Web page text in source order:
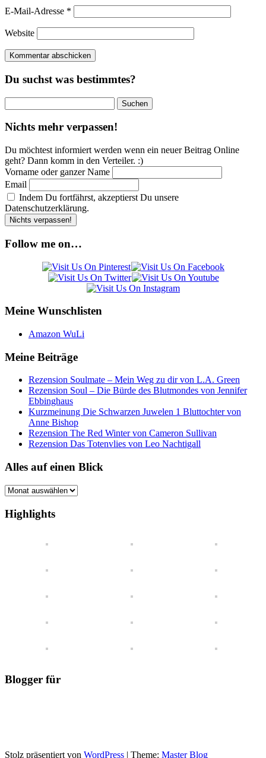
E-Mail-Adresse *
Website
Du suchst was bestimmtes?
nach:
Nichts mehr verpassen!
Du möchtest informiert werden wenn ein neuer Beitrag Online
geht? Dann komm in den Verteiler. :)
Vorname oder ganzer Name
Email
Indem Du fortfährst, akzeptierst Du unsere
Datenschutzerklärung.
Follow me on…
Meine Wunschlisten
Amazon WuLi
Meine Beiträge
Rezension Soulmate – Mein Weg zu dir von L.A. Green
Rezension Soul – Die Bürde des Blutmondes von Jennifer
Ebbinghaus
Kurzmeinung Die Schwarzen Juwelen 1 Bluttochter von
Anne Bishop
Rezension The Red Winter von Cameron Sullivan
Rezension Das Totenvlies von Leo Nachtigall
Alles auf einen Blick
Alles
einen
Blick
Highlights
Blogger für
Stolz präsentiert von WordPress | Theme: Master Blog